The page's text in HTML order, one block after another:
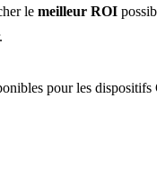
le meilleur ROI
pour les